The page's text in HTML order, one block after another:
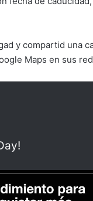
y compartid una
Maps en sus